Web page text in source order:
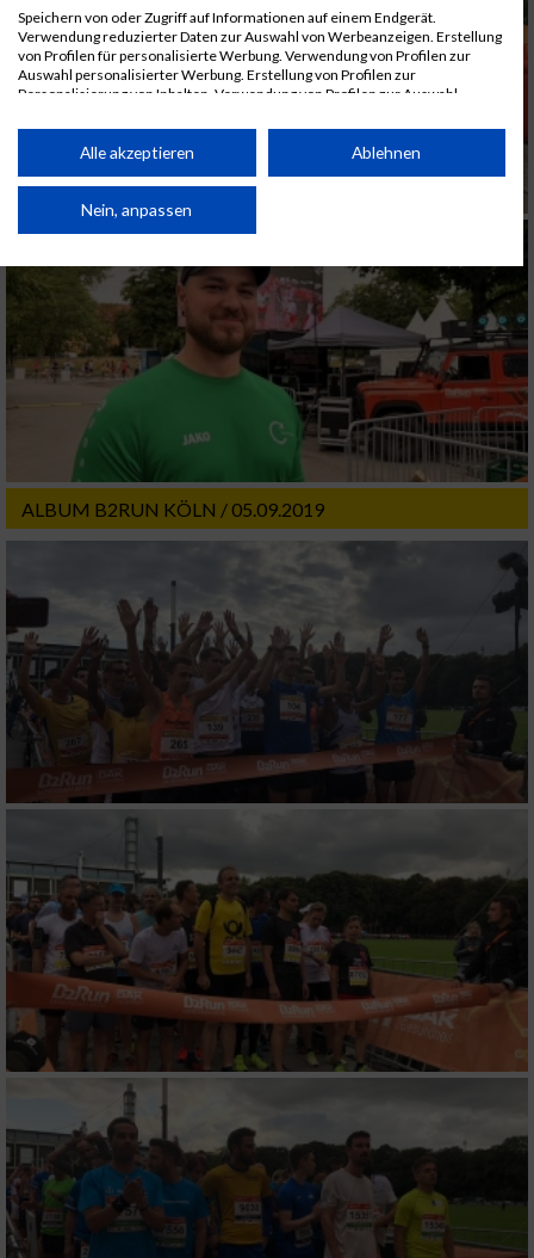
ALBUM B2RUN KÖLN / 05.09.2019
Speichern von oder Zugriff auf Informationen auf einem Endgerät.
Verwendung reduzierter Daten zur Auswahl von Werbeanzeigen. Erstellung
von Profilen für personalisierte Werbung. Verwendung von Profilen zur
Auswahl personalisierter Werbung. Erstellung von Profilen zur
Personalisierung von Inhalten. Verwendung von Profilen zur Auswahl
Performance von Inhalten. Analyse von Zielgruppen durch Statistiken oder
Kombinationen von Daten aus verschiedenen Quellen. Entwicklung und
von Inhalten.
Daten können außerhalb der Europäischen Union weitergegeben und in die
Website/App.
Partnerliste anzeigen (1 IAB-Anbieter)
Wir nutzen Ihre Daten für folgende Zwecke:
IAB-Verarbeitungszwecke:
Speichern von oder Zugriff auf Informationen
auf einem Endgerät
Verwendung reduzierter Daten zur Auswahl
von Werbeanzeigen
Werbung
Verwendung von Profilen zur Auswahl
personalisierter Werbung
Erstellung von Profilen zur Personalisierung
Verwendung von Profilen zur Auswahl
personalisierter Inhalte
Messung der Werbeleistung
Messung der Performance von Inhalten
Analyse von Zielgruppen durch Statistiken
verschiedenen Quellen
Entwicklung und Verbesserung der Angebote
Verwendung reduzierter Daten zur Auswahl
von Inhalten
IAB-Besonderheiten:
Alle akzeptieren Ablehnen
Nein, anpassen